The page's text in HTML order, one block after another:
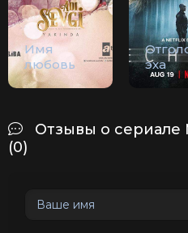
Имя
любовь
эха
Отзывы о сериале
(0)